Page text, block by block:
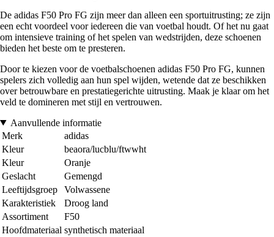
De adidas F50 Pro FG zijn meer dan alleen een sportuitrusting; ze zijn
een echt voordeel voor iedereen die van voetbal houdt. Of het nu gaat
om intensieve training of het spelen van wedstrijden, deze schoenen
bieden het beste om te presteren.
Door te kiezen voor de voetbalschoenen adidas F50 Pro FG, kunnen
spelers zich volledig aan hun spel wijden, wetende dat ze beschikken
over betrouwbare en prestatiegerichte uitrusting. Maak je klaar om het
veld te domineren met stijl en vertrouwen.
Aanvullende informatie
Merk
adidas
Kleur
beaora/lucblu/ftwwht
Kleur
Oranje
Geslacht
Gemengd
Leeftijdsgroep
Volwassene
Karakteristiek
Droog land
Assortiment
F50
Hoofdmateriaal synthetisch materiaal